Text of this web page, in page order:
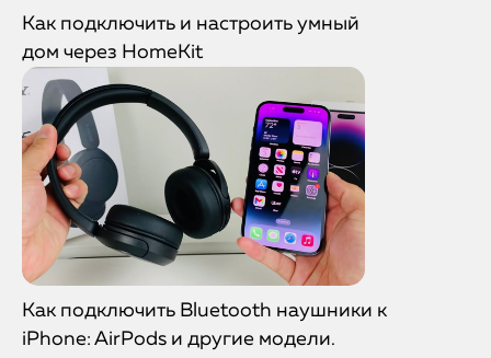
Как подключить и настроить умный
дом через HomeKit
Как подключить Bluetooth наушники к
iPhone: AirPods и другие модели.